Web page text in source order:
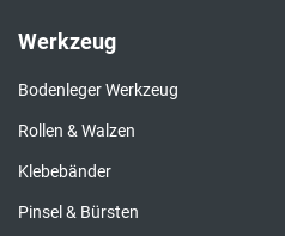
Werkzeug
Bodenleger Werkzeug
Rollen & Walzen
Klebebänder
Pinsel & Bürsten